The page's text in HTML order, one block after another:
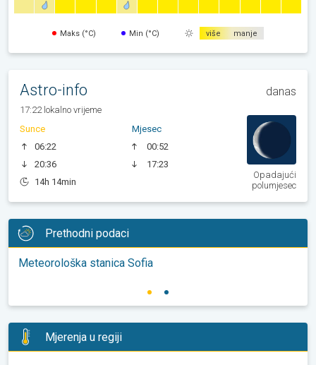
Maks (°C) Min (°C) više manje
Astro-info danas
17:22 lokalno vrijeme
Sunce
06:22
20:36
14h 14min
Mjesec
00:52
17:23
Opadajući
polumjesec
Prethodni podaci
Meteorološka stanica Sofia
Mjerenja u regiji